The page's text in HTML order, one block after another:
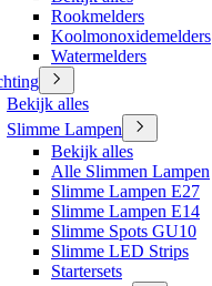
Rookmelders
Koolmonoxidemelders
Watermelders
Bekijk alles
Slimme Lampen
Bekijk alles
Alle Slimmen Lampen
Slimme Lampen E27
Slimme Lampen E14
Slimme Spots GU10
Slimme LED Strips
Startersets